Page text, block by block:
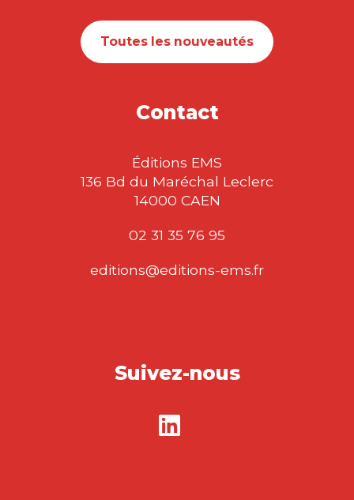
Toutes les nouveautés
Contact
Éditions EMS
136 Bd du Maréchal Leclerc
14000 CAEN
02 31 35 76 95
editions@editions-ems.fr
Suivez-nous